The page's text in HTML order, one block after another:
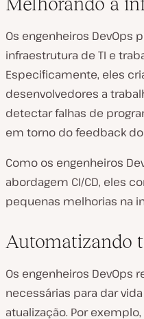
Os engenheiros DevOps
infraestrutura de TI e
Especificamente, eles
desenvolvedores a
detectar falhas de
em torno do feedback
Como os engenheiros
abordagem CI/CD, eles
pequenas melhorias na
Automatizando
Os engenheiros DevOps
necessárias para dar
atualização. Por